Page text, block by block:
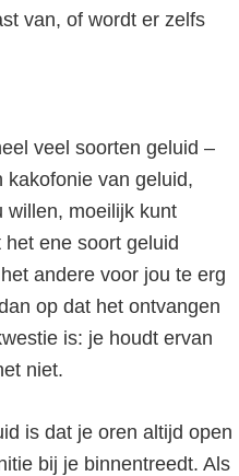
van, of wordt er zelfs
veel soorten geluid –
kakofonie van geluid,
willen, moeilijk kunt
ene soort geluid
andere voor jou te erg
op dat het ontvangen
is: je houdt ervan
niet.
is dat je oren altijd open
bij je binnentreedt. Als